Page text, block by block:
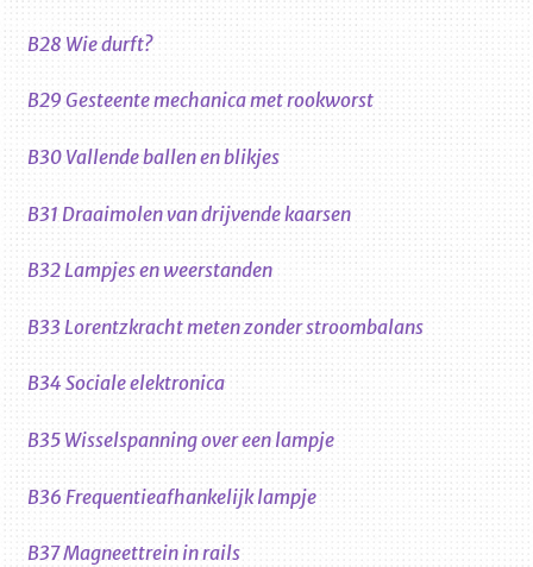
B28 Wie durft?
B29 Gesteente mechanica met rookworst
B30 Vallende ballen en blikjes
B31 Draaimolen van drijvende kaarsen
B32 Lampjes en weerstanden
B33 Lorentzkracht meten zonder stroombalans
B34 Sociale elektronica
B35 Wisselspanning over een lampje
B36 Frequentieafhankelijk lampje
B37 Magneettrein in rails